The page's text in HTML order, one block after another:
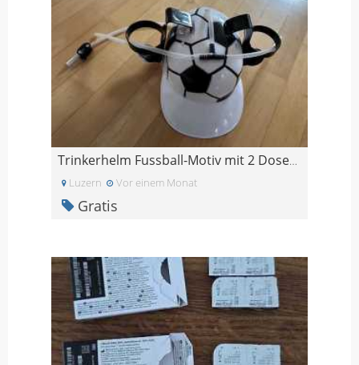
Trinkerhelm Fussball-Motiv mit 2 Dosenhalter
Luzern Vor einem Monat
Gratis